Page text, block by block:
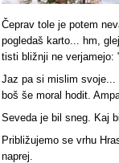
Čeprav tole je potem
pogledaš karto... hm,
tisti bližnji ne verjamejo:
Jaz pa si mislim svoje...
boš še moral hodit.
Seveda je bil sneg. Kaj
Približujemo se vrhu
naprej.